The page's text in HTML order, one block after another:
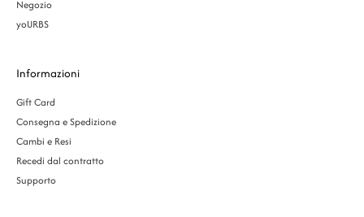
Negozio
yoURBS
Informazioni
Gift Card
Consegna e Spedizione
Cambi e Resi
Recedi dal contratto
Supporto